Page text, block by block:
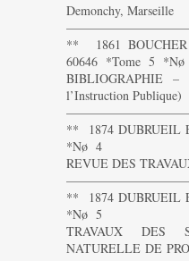
Demonchy,
** 1861
60646 *Tome 5
BIBLIOGRAPHIE
l’Instruction Publique)
** 1874
*Nø 4
REVUE DES
** 1874
*Nø 5
TRAVAUX DES
NATURELLE DE